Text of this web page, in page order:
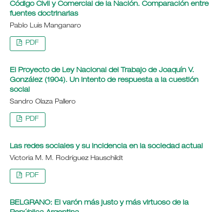
Código Civil y Comercial de la Nación. Comparación entre
fuentes doctrinarias
Pablo Luis Manganaro
PDF
El Proyecto de Ley Nacional del Trabajo de Joaquín V.
González (1904). Un intento de respuesta a la cuestión
social
Sandro Olaza Pallero
PDF
Las redes sociales y su incidencia en la sociedad actual
Victoria M. M. Rodríguez Hauschildt
PDF
BELGRANO: El varón más justo y más virtuoso de la